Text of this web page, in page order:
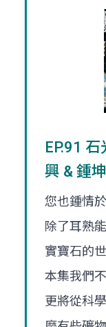
EP.91
興 & 鍾
您也鍾情
除了耳熟
實寶石的
本集我們
更將從科